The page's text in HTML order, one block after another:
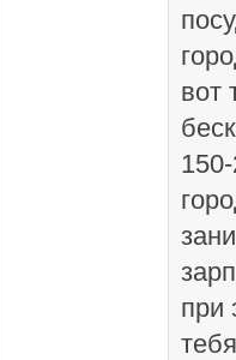
вот
при